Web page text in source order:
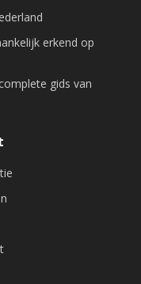
erkend op
gids van